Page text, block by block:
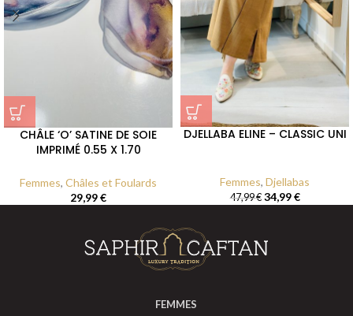
CHÂLE ‘O’ SATINE DE SOIE
IMPRIMÉ 0.55 X 1.70
Femmes, Châles et Foulards
29,99€
DJELLABA ELINE – CLASSIC UNI
Femmes, Djellabas
47,99€ 34,99€
FEMMES